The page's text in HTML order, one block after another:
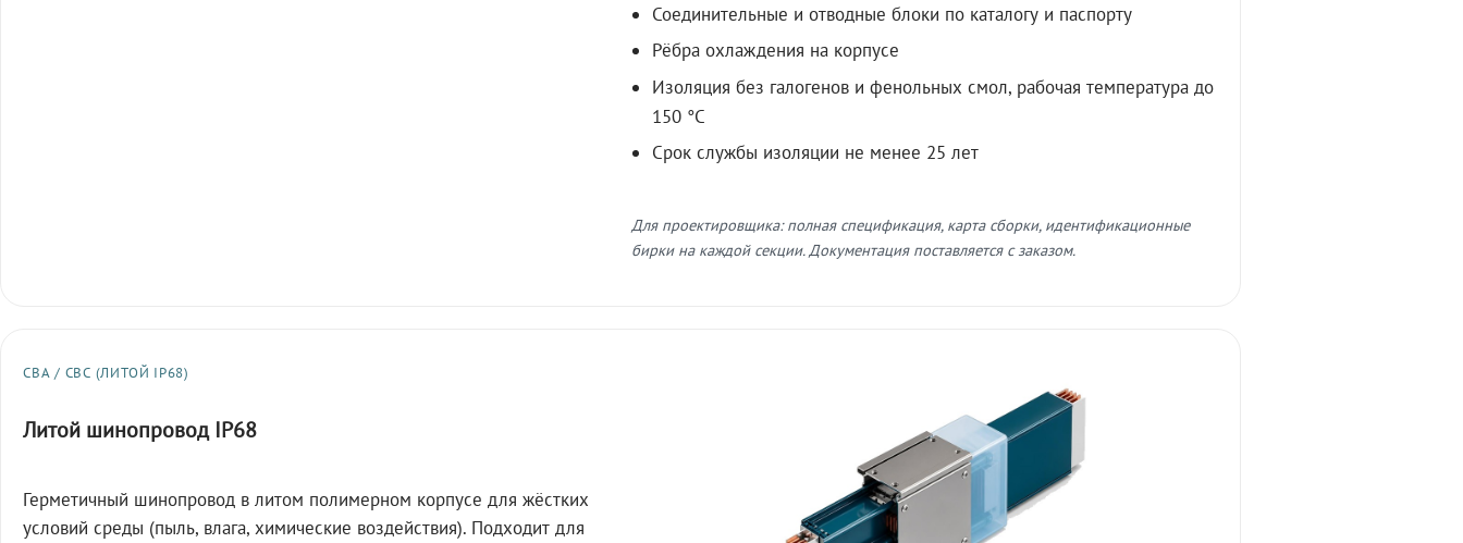
Соединительные и отводные блоки по каталогу и паспорту
Рёбра охлаждения на корпусе
Изоляция без галогенов и фенольных смол, рабочая температура до
150 °C
Срок службы изоляции не менее 25 лет
Для проектировщика: полная спецификация, карта сборки, идентификационные
бирки на каждой секции. Документация поставляется с заказом.
СВА / СВС (ЛИТОЙ IP68)
Литой шинопровод IP68
Герметичный шинопровод в литом полимерном корпусе для жёстких
условий среды (пыль, влага, химические воздействия). Подходит для